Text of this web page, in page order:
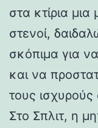
στα κτίρια
στενοί,
σκόπιμα για
και να
τους ισχυρούς
Στο Σπλιτ, η